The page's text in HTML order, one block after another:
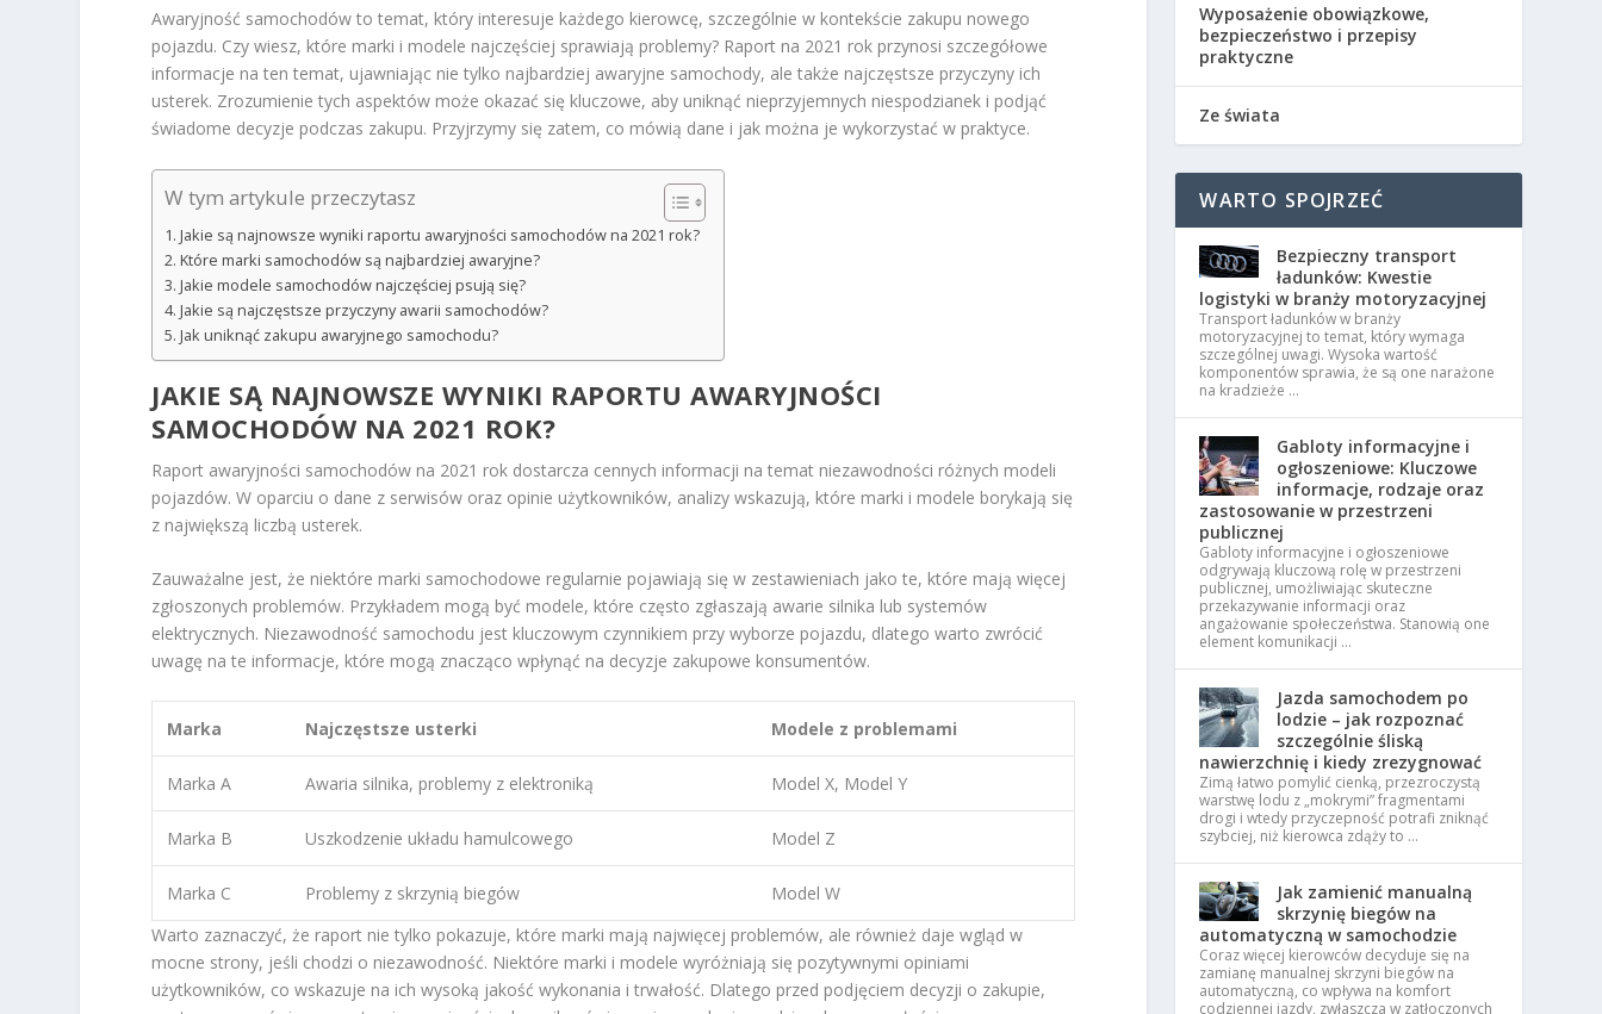
Awaryjność samochodów to temat, który interesuje każdego kierowcę, szczególnie w kontekście zakupu nowego
pojazdu. Czy wiesz, które marki i modele najczęściej sprawiają problemy? Raport na 2021 rok przynosi szczegółowe
informacje na ten temat, ujawniając nie tylko najbardziej awaryjne samochody, ale także najczęstsze przyczyny ich
usterek. Zrozumienie tych aspektów może okazać się kluczowe, aby uniknąć nieprzyjemnych niespodzianek i podjąć
świadome decyzje podczas zakupu. Przyjrzymy się zatem, co mówią dane i jak można je wykorzystać w praktyce.
W tym artykule przeczytasz
Jakie są najnowsze wyniki raportu awaryjności samochodów na 2021 rok?
Które marki samochodów są najbardziej awaryjne?
Jakie modele samochodów najczęściej psują się?
Jakie są najczęstsze przyczyny awarii samochodów?
Jak uniknąć zakupu awaryjnego samochodu?
JAKIE SĄ NAJNOWSZE WYNIKI RAPORTU AWARYJNOŚCI
SAMOCHODÓW NA 2021 ROK?
Raport awaryjności samochodów na 2021 rok dostarcza cennych informacji na temat niezawodności różnych modeli
pojazdów. W oparciu o dane z serwisów oraz opinie użytkowników, analizy wskazują, które marki i modele borykają się
z największą liczbą usterek.
Zauważalne jest, że niektóre marki samochodowe regularnie pojawiają się w zestawieniach jako te, które mają więcej
zgłoszonych problemów. Przykładem mogą być modele, które często zgłaszają awarie silnika lub systemów
elektrycznych. Niezawodność samochodu jest kluczowym czynnikiem przy wyborze pojazdu, dlatego warto zwrócić
uwagę na te informacje, które mogą znacząco wpłynąć na decyzje zakupowe konsumentów.
Marka Najczęstsze usterki Modele z problemami
Marka A Awaria silnika, problemy z elektroniką Model X, Model Y
Marka B Uszkodzenie układu hamulcowego Model Z
Marka C Problemy z skrzynią biegów
Model W
Warto zaznaczyć, że raport nie tylko pokazuje, które marki mają najwięcej problemów, ale również daje wgląd w
mocne strony, jeśli chodzi o niezawodność. Niektóre marki i modele wyróżniają się pozytywnymi opiniami
użytkowników, co wskazuje na ich wysoką jakość wykonania i trwałość. Dlatego przed podjęciem decyzji o zakupie,
Wyposażenie obowiązkowe,
bezpieczeństwo i przepisy
praktyczne
Ze świata
WARTO SPOJRZEĆ
Bezpieczny transport
ładunków: Kwestie
logistyki w branży motoryzacyjnej
Transport ładunków w branży
motoryzacyjnej to temat, który wymaga
szczególnej uwagi. Wysoka wartość
komponentów sprawia, że są one narażone
na kradzieże …
Gabloty informacyjne i
ogłoszeniowe: Kluczowe
informacje, rodzaje oraz
zastosowanie w przestrzeni
publicznej
Gabloty informacyjne i ogłoszeniowe
odgrywają kluczową rolę w przestrzeni
publicznej, umożliwiając skuteczne
przekazywanie informacji oraz
angażowanie społeczeństwa. Stanowią one
element komunikacji …
Jazda samochodem po
lodzie – jak rozpoznać
szczególnie śliską
nawierzchnię i kiedy zrezygnować
Zimą łatwo pomylić cienką, przezroczystą
warstwę lodu z „mokrymi” fragmentami
drogi i wtedy przyczepność potrafi zniknąć
szybciej, niż kierowca zdąży to …
Jak zamienić manualną
skrzynię biegów na
automatyczną w samochodzie
Coraz więcej kierowców decyduje się na
zamianę manualnej skrzyni biegów na
automatyczną, co wpływa na komfort
codziennej jazdy, zwłaszcza w zatłoczonych